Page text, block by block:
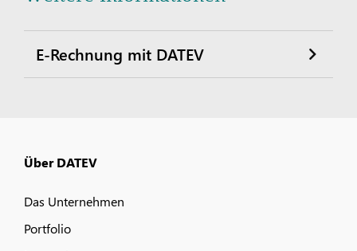
E-Rechnung mit DATEV
Über DATEV
Das Unternehmen
Portfolio